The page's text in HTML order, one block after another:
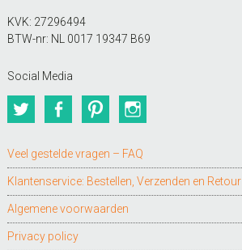
KVK: 27296494
BTW-nr: NL 0017 19347 B69
Social Media
TwitterFacebookPinterest
Veel gestelde vragen – FAQ
Klantenservice: Bestellen, Verzenden en Retour
Algemene voorwaarden
Privacy policy